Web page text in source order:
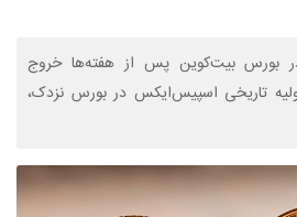
بورس بیت‌کوین پس از هفته‌ها خروج
تاریخی اسپیس‌ایکس در بورس نزدک،